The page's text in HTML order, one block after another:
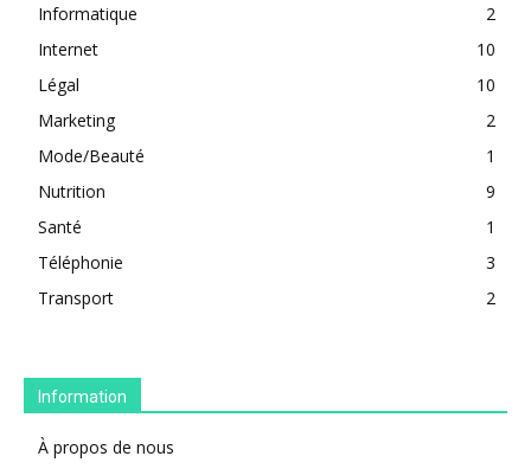
Informatique
2
Internet
10
Légal
10
Marketing
2
Mode/Beauté
1
Nutrition
9
Santé
1
Téléphonie
3
Transport
2
Information
À propos de nous